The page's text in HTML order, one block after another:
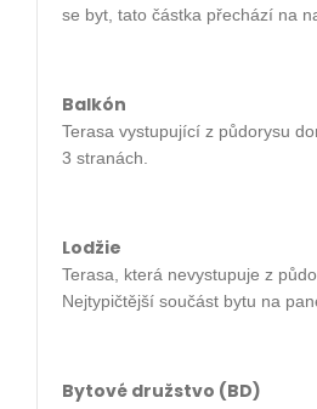
se byt, tato částka přechází na
Balkón
Terasa vystupující z půdorysu
3 stranách.
Lodžie
Terasa, která nevystupuje z
Nejtypičtější součást bytu na
Bytové družstvo (BD)